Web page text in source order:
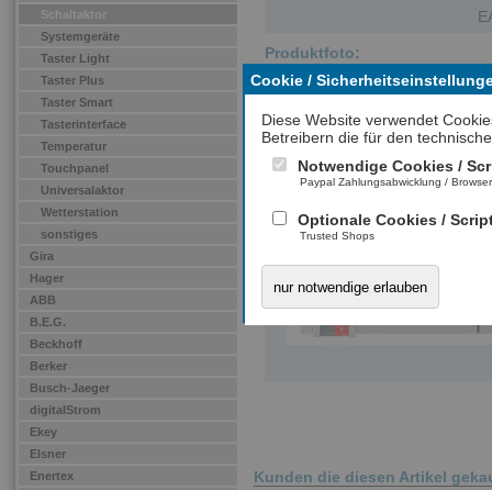
Cookie /
Diese Website verwendet
Betreibern die für den
Notwendige Cookies /
Paypal Zahlungsabwicklung /
Optionale Cookies /
Trusted Shops
nur notwendige erlauben
Schaltaktor
Systemgeräte
Taster Light
Taster Plus
Taster Smart
Tasterinterface
Temperatur
Touchpanel
Universalaktor
Wetterstation
sonstiges
Gira
Hager
ABB
B.E.G.
Beckhoff
Berker
Busch-Jaeger
digitalStrom
Ekey
Elsner
Enertex
Produktfoto:
Kunden die diesen Artikel